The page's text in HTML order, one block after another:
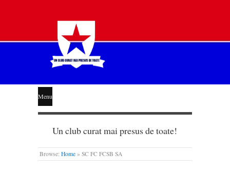
STEAUA
LIBERĂ
Menu
Un club curat mai presus de toate!
Browse: Home » SC FC FCSB SA